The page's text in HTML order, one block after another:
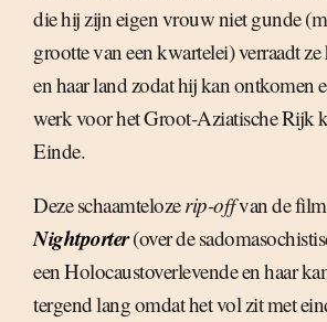
die hij zijn eigen vrouw niet gunde
grootte van een kwartelei) verraadt ze
en haar land zodat hij kan ontkomen
werk voor het Groot-Aziatische Rijk
Einde.
Deze schaamtelozerip-offvan de film
Nightporter(over de
een Holocaustoverlevende en haar
tergend lang omdat het vol zit met